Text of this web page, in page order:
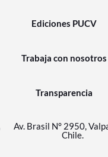
Ediciones PUCV
Trabaja con nosotros
Transparencia
Av. Brasil N° 2950,
Chile.